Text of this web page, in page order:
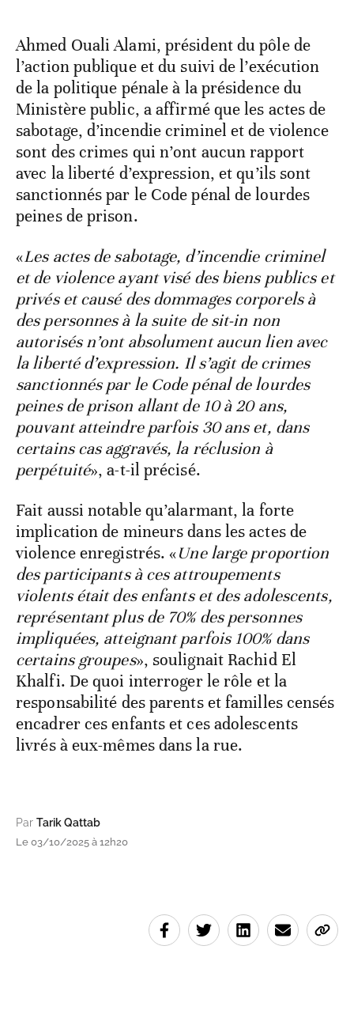
Ahmed Ouali Alami, président du pôle de
l’action publique et du suivi de l’exécution
de la politique pénale à la présidence du
Ministère public, a affirmé que les actes de
sabotage, d’incendie criminel et de violence
sont des crimes qui n’ont aucun rapport
avec la liberté d’expression, et qu’ils sont
sanctionnés par le Code pénal de lourdes
peines de prison.
«Les actes de sabotage, d’incendie criminel
et de violence ayant visé des biens publics et
privés et causé des dommages corporels à
des personnes à la suite de sit-in non
autorisés n’ont absolument aucun lien avec
la liberté d’expression. Il s’agit de crimes
sanctionnés par le Code pénal de lourdes
peines de prison allant de 10 à 20 ans,
pouvant atteindre parfois 30 ans et, dans
certains cas aggravés, la réclusion à
perpétuité», a-t-il précisé.
Fait aussi notable qu’alarmant, la forte
implication de mineurs dans les actes de
violence enregistrés. «Une large proportion
des participants à ces attroupements
violents était des enfants et des adolescents,
représentant plus de 70% des personnes
impliquées, atteignant parfois 100% dans
certains groupes», soulignait Rachid El
Khalfi. De quoi interroger le rôle et la
responsabilité des parents et familles censés
encadrer ces enfants et ces adolescents
livrés à eux-mêmes dans la rue.
Par Tarik Qattab
Le 03/10/2025 à 12h20